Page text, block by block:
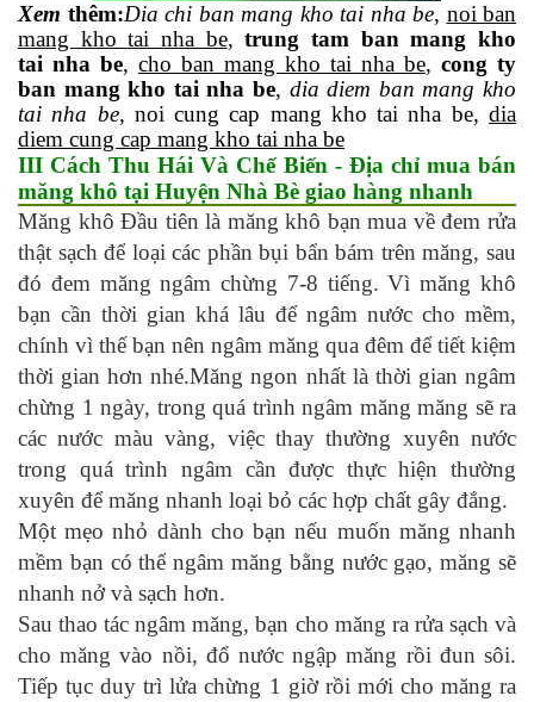
Xem thêm:Dia chi ban mang kho tai nha be, noi ban
mang kho tai nha be, trung tam ban mang kho
tai nha be, cho ban mang kho tai nha be, cong ty
ban mang kho tai nha be, dia diem ban mang kho
tai nha be, noi cung cap mang kho tai nha be,dia
diem cung cap mang kho tai nha be
III Cách Thu Hái Và Chế Biến - Địa chỉ mua bán
măng khô tại Huyện Nhà Bè giao hàng nhanh
Măng khô Đầu tiên là măng khô bạn mua về đem rửa
thật sạch để loại các phần bụi bẩn bám trên măng, sau
đó đem măng ngâm chừng 7-8 tiếng. Vì măng khô
bạn cần thời gian khá lâu để ngâm nước cho mềm,
chính vì thế bạn nên ngâm măng qua đêm để tiết kiệm
thời gian hơn nhé.Măng ngon nhất là thời gian ngâm
chừng 1 ngày, trong quá trình ngâm măng măng sẽ ra
các nước màu vàng, việc thay thường xuyên nước
trong quá trình ngâm cần được thực hiện thường
xuyên để măng nhanh loại bỏ các hợp chất gây đắng.
Một mẹo nhỏ dành cho bạn nếu muốn măng nhanh
mềm bạn có thể ngâm măng bằng nước gạo, măng sẽ
nhanh nở và sạch hơn.
Sau thao tác ngâm măng, bạn cho măng ra rửa sạch và
cho măng vào nồi, đổ nước ngập măng rồi đun sôi.
Tiếp tục duy trì lửa chừng 1 giờ rồi mới cho măng ra